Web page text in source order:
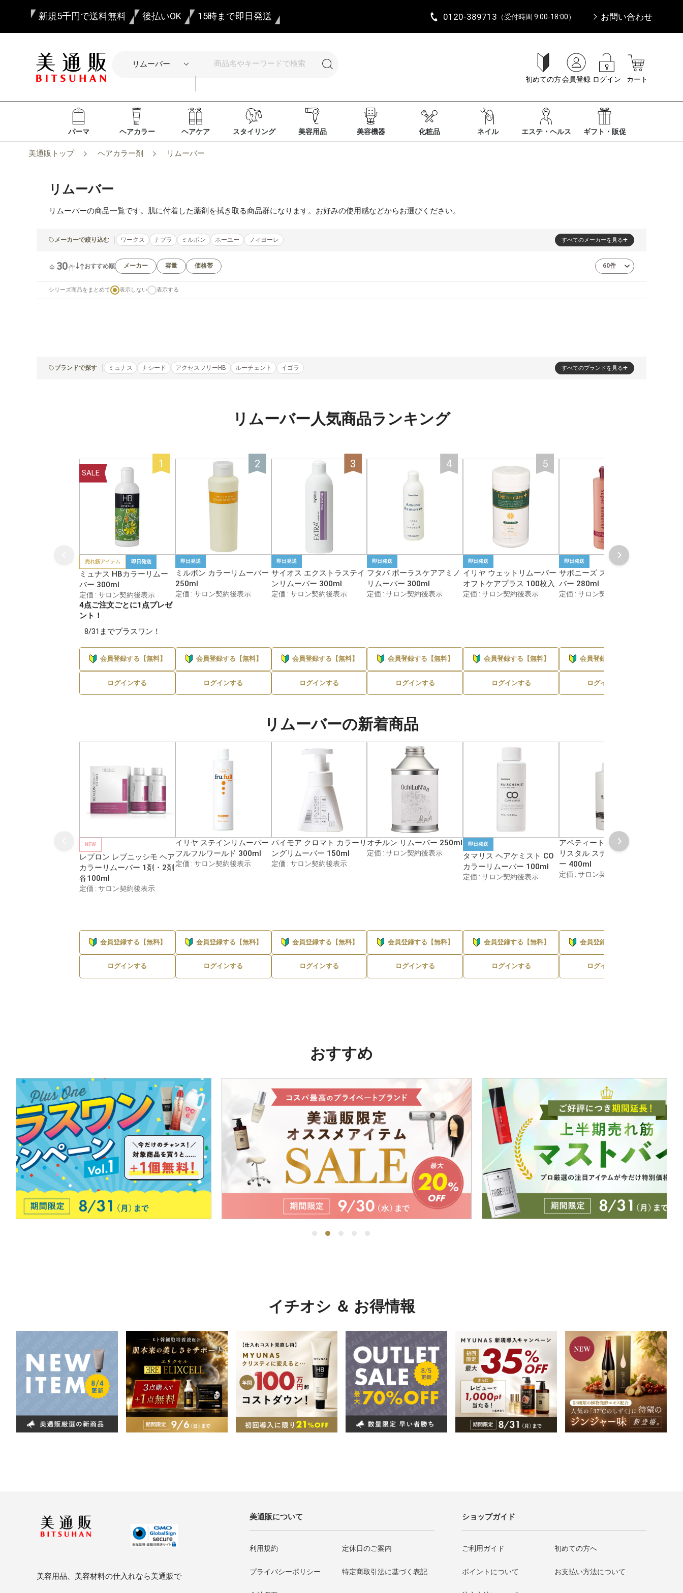
新規5千円で送料無料 後払いOK 15時まで即日発送 0120-389713 （受付時間 9:00-18:00） お問い合わせ
初めての方会員登録 ログイン カート
パーマ ヘアカラー ヘアケア スタイリング 美容用品 美容機器 化粧品 ネイル エステ・ヘルス ギフト・販促
美通販トップ ヘアカラー剤 リムーバー
リムーバー
リムーバーの商品一覧です。肌に付着した薬剤を拭き取る商品群になります。お好みの使用感などからお選びください。
メーカーで絞り込む ワークス ナプラ ミルボン ホーユー フィヨーレ すべてのメーカーを見る
全 30件 おすすめ順 メーカー 容量 価格帯
シリーズ商品をまとめて 表示しない 表示する
1 2
ウルトラマジック
シュワルツコフ 1件
1件 ナンバースリー
フォード / ミアンビューティ
フタバ
1件 ミルボン
メーカーを選んでブランドへ進む
ブランドを選ぶ →
〜100ml・g未満
300〜500ml・g
1L・kg以上
〜1,000円
3,000〜5,000円
10,000円以上
ブランドで探す ミュナス ナシード アクセスフリーHB ルーチェント イゴラ すべてのブランドを見る
リムーバー人気商品ランキング
SALE
売れ筋アイテム 即日発送
ミュナス HBカラーリムー
バー 300ml
定価 : サロン契約後表示
4点ご注文ごとに1点プレゼ
ント！
8/31までプラスワン！
会員登録する【無料】
ログインする
即日発送
ミルボン カラーリムーバー
250ml
定価 : サロン契約後表示
会員登録する【無料】
ログインする
即日発送
サイオス エクストラステイ
ンリムーバー 300ml
定価 : サロン契約後表示
会員登録する【無料】
ログインする
即日発送
フタバ ポーラスケアアミノ
リムーバー 300ml
定価 : サロン契約後表示
会員登録する【無料】
ログインする
即日発送
イリヤ ウェットリムーバー
オフトケアプラス 100枚入
定価 : サロン契約後表示
会員登録する【無料】
ログインする
即日発送
サボニーズ スーパーリムー
バー 280ml
定価 : サロン契約後表示
会員登録する【無料】
ログインする
リムーバーの新着商品
NEW
レブロン レブニッシモ ヘア
カラーリムーバー 1剤・2剤
各100ml
定価 : サロン契約後表示
会員登録する【無料】
ログインする
イリヤ ステインリムーバー
フルフルワールド 300ml
定価 : サロン契約後表示
会員登録する【無料】
ログインする
パイモア クロマト カラーリ
ングリムーバー 150ml
定価 : サロン契約後表示
会員登録する【無料】
ログインする
オチルン リムーバー 250ml
定価 : サロン契約後表示
会員登録する【無料】
ログインする
即日発送
タマリス ヘアケミスト CO
カラーリムーバー 100ml
定価 : サロン契約後表示
会員登録する【無料】
ログインする
アペティート化粧品 プロク
リスタル ステインリムーバ
ー 400ml
定価 : サロン契約後表示
会員登録する【無料】
ログインする
おすすめ
イチオシ ＆ お得情報
美容用品、美容材料の仕入れなら美通販で
美通販について
利用規約 定休日のご案内
プライバシーポリシー 特定商取引法に基づく表記
ショップガイド
ご利用ガイド 初めての方へ
ポイントについて お支払い方法について